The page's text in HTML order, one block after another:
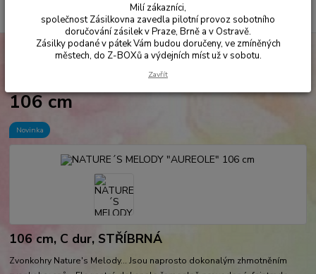
ZVONKOHRY NATURE´S MELODY "AUREOLE" 106 cm
NATURE´S MELODY "AUREOLE"
106 cm
Novinka
106 cm, C dur, STŘÍBRNÁ
Zvonkohry Nature's Melody... Jsou naprosto dokonalým zhmotněním
Milí zákazníci,
společnost Zásilkovna zavedla pilotní provoz sobotního
doručování zásilek v Praze, Brně a v Ostravě.
Zásilky podané v pátek Vám budou doručeny, ve zmíněných
městech, do Z-BOXů a výdejních míst už v sobotu.
Zavřít